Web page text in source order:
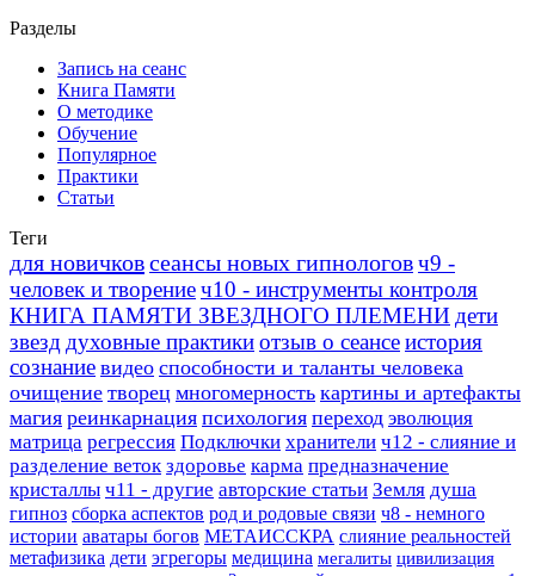
Разделы
Запись на сеанс
Книга Памяти
О методике
Обучение
Популярное
Практики
Статьи
Теги
для новичковсеансы новых гипнологовч9 -
человек и творениеч10 - инструменты контроля
КНИГА ПАМЯТИ ЗВЕЗДНОГО ПЛЕМЕНИ дети
звезд духовные практикиотзыв о сеансеистория
сознание видео способности и таланты человека
очищение творец многомерность картины и артефакты
магия реинкарнация психология переход эволюция
матрица регрессия Подключки хранители ч12 - слияние и
разделение веток здоровье карма предназначение
кристаллы ч11 - другие авторские статьи Земля душа
гипноз сборка аспектов род и родовые связи ч8 - немного
истории аватары богов МЕТАИССКРА слияние реальностей
метафизика дети эгрегоры медицина мегалиты цивилизация